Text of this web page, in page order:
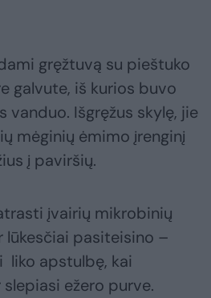
gręžtuvą su pieštuko
galvute, iš kurios buvo
vanduo. Išgręžus skylę, jie
mėginių ėmimo įrenginį
į paviršių.
įvairių mikrobinių
pasiteisino –
liko apstulbę, kai
ežero purve.